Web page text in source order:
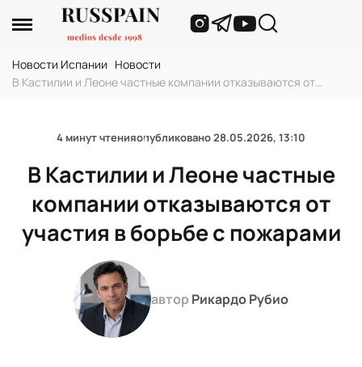
Новости Испании Новости
В Кастилии и Леоне частные компании отказываются от
4 минут чтенияопубликовано28.05.2026, 13:10
В Кастилии и Леоне частные
компании отказываются от
участия в борьбе с пожарами
автор Рикардо Рубио